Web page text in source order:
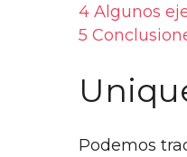
4 Algunos
5
Podemos